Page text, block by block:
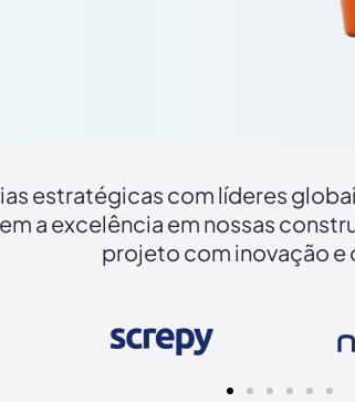
estratégicas com líderes
a excelência em nossas
projeto com inovação e